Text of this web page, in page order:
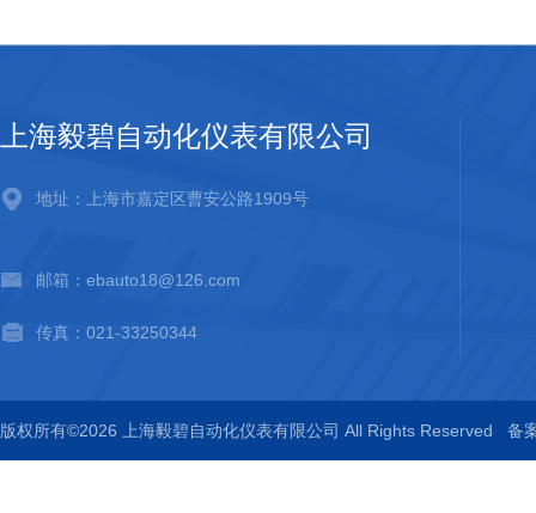
上海毅碧自动化仪表有限公司
地址：上海市嘉定区曹安公路1909号
邮箱：ebauto18@126.com
传真：021-33250344
版权所有©2026 上海毅碧自动化仪表有限公司 All Rights Reserved 备